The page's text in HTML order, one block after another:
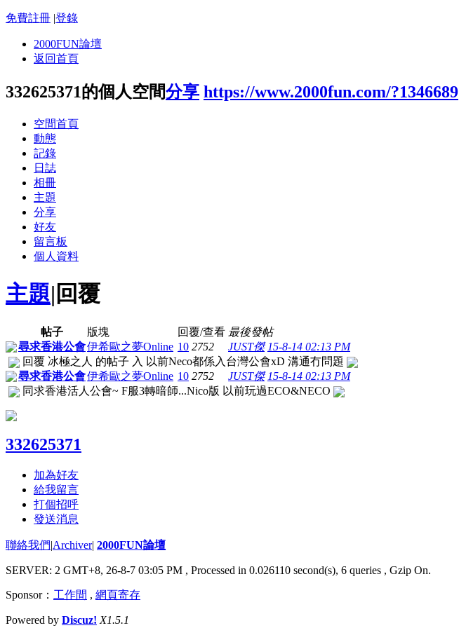
免費註冊 |登錄
2000FUN論壇
返回首頁
332625371的個人空間分享 https://www.2000fun.com/?1346689
空間首頁
動態
記錄
日誌
相冊
主題
分享
好友
留言板
個人資料
主題| 回覆
帖子 版塊 回覆/查看 最後發帖
尋求香港公會伊希歐之夢Online 10 2752 JUST傑 15-8-14 02:13 PM
回覆 冰極之人 的帖子 入 以前Neco都係入台灣公會xD 溝通冇問題
尋求香港公會伊希歐之夢Online 10 2752 JUST傑 15-8-14 02:13 PM
同求香港活人公會~ F服3轉暗師...Nico版 以前玩過ECO&NECO
332625371
加為好友
給我留言
打個招呼
發送消息
聯絡我們|Archiver| 2000FUN論壇
SERVER: 2 GMT+8, 26-8-7 03:05 PM , Processed in 0.026110 second(s), 6 queries , Gzip On.
Sponsor： 工作間 , 網頁寄存
Powered by Discuz! X1.5.1